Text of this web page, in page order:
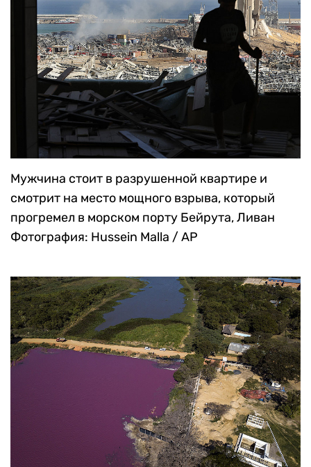
Мужчина стоит в разрушенной квартире и
смотрит на место мощного взрыва, который
прогремел в морском порту Бейрута, Ливан
Фотография: Hussein Malla / AP